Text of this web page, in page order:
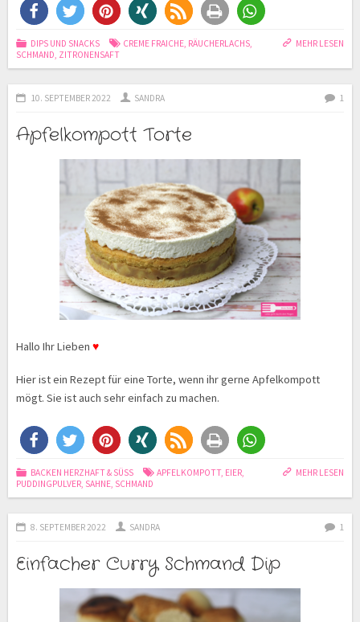
MEHR LESEN
DIPS UND SNACKS CREME FRAICHE, RÄUCHERLACHS,
SCHMAND, ZITRONENSAFT
10. SEPTEMBER 2022 SANDRA 1
Apfelkompott Torte
Hallo Ihr Lieben ♥
Hier ist ein Rezept für eine Torte, wenn ihr gerne Apfelkompott
mögt. Sie ist auch sehr einfach zu machen.
MEHR LESEN
BACKEN HERZHAFT & SÜSS APFELKOMPOTT, EIER,
PUDDINGPULVER, SAHNE, SCHMAND
8. SEPTEMBER 2022 SANDRA 1
Einfacher Curry Schmand Dip